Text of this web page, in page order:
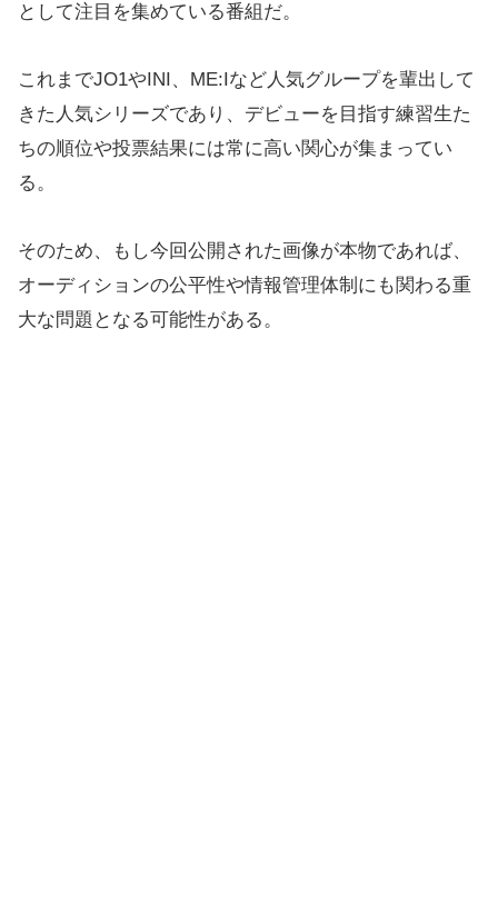
として注目を集めている番組だ。
これまでJO1やINI、ME:Iなど人気グループを輩出して
きた人気シリーズであり、デビューを目指す練習生た
ちの順位や投票結果には常に高い関心が集まってい
る。
そのため、もし今回公開された画像が本物であれば、
オーディションの公平性や情報管理体制にも関わる重
大な問題となる可能性がある。